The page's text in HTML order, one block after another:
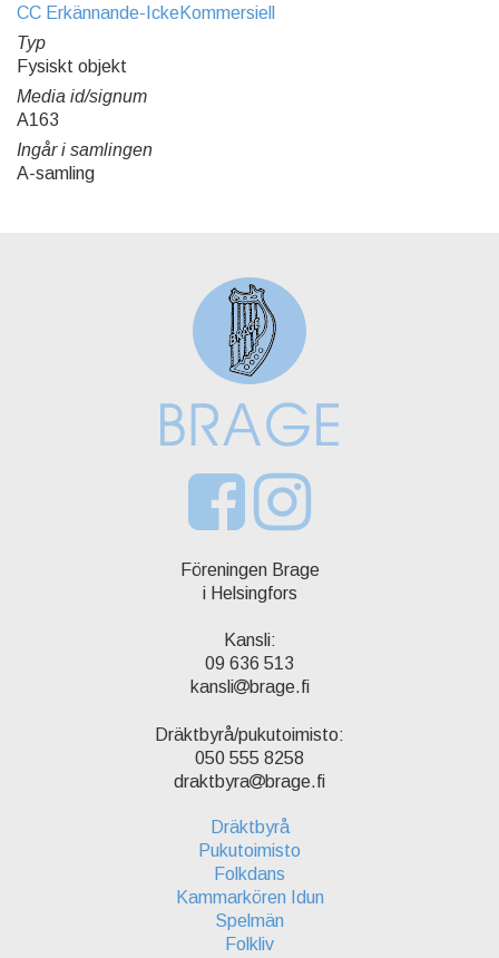
CC Erkännande-IckeKommersiell
Typ
Fysiskt objekt
Media id/signum
A163
Ingår i samlingen
A-samling
Föreningen Brage
i Helsingfors
Kansli:
09 636 513
kansli
brage.fi
Dräktbyrå/pukutoimisto:
050 555 8258
draktbyra
brage.fi
Dräktbyrå
Pukutoimisto
Folkdans
Kammarkören Idun
Spelmän
Folkliv